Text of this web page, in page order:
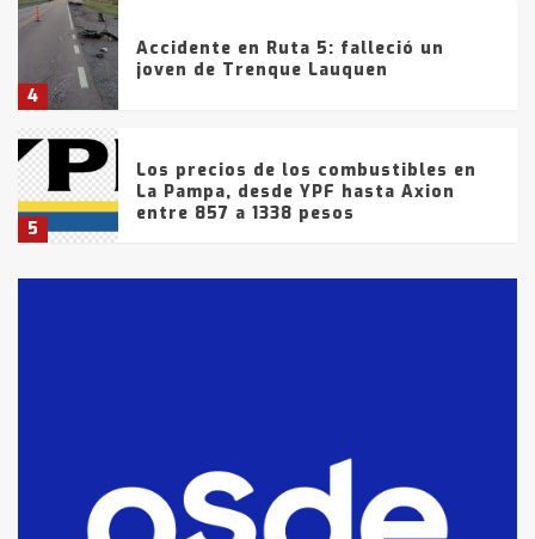
4
Accidente en Ruta 5: falleció un
joven de Trenque Lauquen
5
Los precios de los combustibles en
La Pampa, desde YPF hasta Axion
entre 857 a 1338 pesos
fueron detenidos por
comercialización de drogas en la
tarde del sábado